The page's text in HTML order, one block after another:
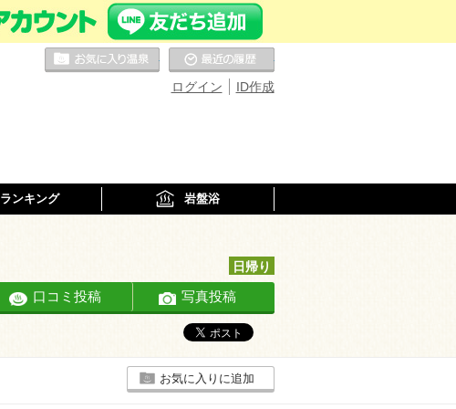
ID作成
ログイン
お気に入りの温泉
ランキング 岩盤浴
日帰り
口コミ投稿 写真投稿
お気に入りに追加